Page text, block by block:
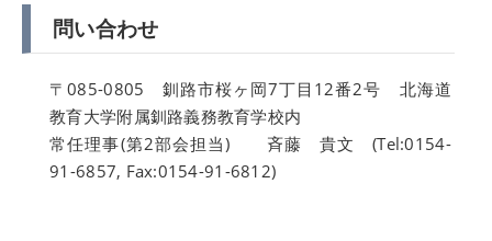
問い合わせ
〒085-0805 釧路市桜ヶ岡7丁目12番2号 北海道
教育大学附属釧路義務教育学校内
常任理事(第2部会担当) 斉藤 貴文 (Tel:0154-
91-6857, Fax:0154-91-6812)